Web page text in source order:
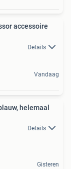
accessoire
Details
Vandaag
helemaal
Details
Gisteren